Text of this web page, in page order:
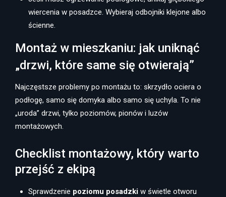
wiercenia w posadzce. Wybieraj odbojniki klejone albo
ścienne.
Montaż w mieszkaniu: jak uniknąć
„drzwi, które same się otwierają”
Najczęstsze problemy po montażu to: skrzydło ociera o
podłogę, samo się domyka albo samo się uchyla. To nie
„uroda” drzwi, tylko poziomów, pionów i luzów
montażowych.
Checklist montażowy, który warto
przejść z ekipą
Sprawdzenie poziomu posadzki w świetle otworu